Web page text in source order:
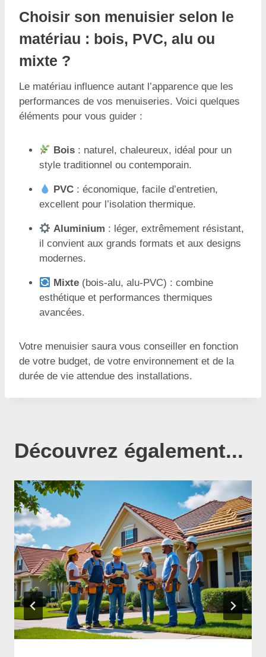
Choisir son menuisier selon le
matériau : bois, PVC, alu ou
mixte ?
Le matériau influence autant l’apparence que les
performances de vos menuiseries. Voici quelques
éléments pour vous guider :
Bois : naturel, chaleureux, idéal pour un
style traditionnel ou contemporain.
PVC : économique, facile d’entretien,
excellent pour l’isolation thermique.
Aluminium : léger, extrêmement résistant,
il convient aux grands formats et aux designs
modernes.
Mixte (bois-alu, alu-PVC) : combine
esthétique et performances thermiques
avancées.
Votre menuisier saura vous conseiller en fonction
de votre budget, de votre environnement et de la
durée de vie attendue des installations.
Découvrez également...